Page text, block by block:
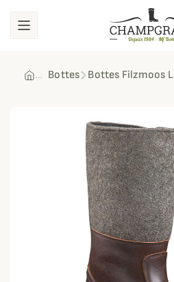
Bottes Bottes Filzmoos